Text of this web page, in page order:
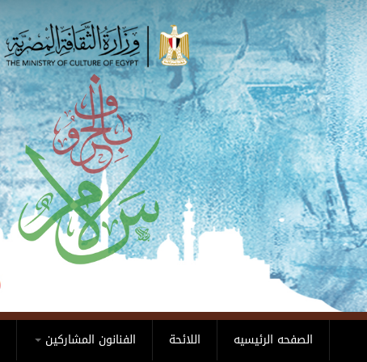
Skip to main content
الفنانون المشاركين اللائحة الصفحه الرئيسيه